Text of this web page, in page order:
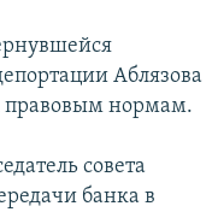
Аблязова
правовым нормам.
совета
банка в